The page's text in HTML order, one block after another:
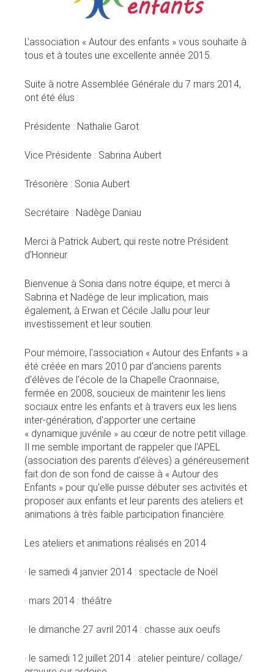
L'association « Autour des enfants » vous souhaite à
tous et à toutes une excellente année 2015.
Suite à notre Assemblée Générale du 7 mars 2014,
ont été élus :
Présidente : Nathalie Garot
Vice Présidente : Sabrina Aubert
Trésorière : Sonia Aubert
Secrétaire : Nadège Daniau
Merci à Patrick Aubert, qui reste notre Président
d'Honneur.
Bienvenue à Sonia dans notre équipe, et merci à
Sabrina et Nadège de leur implication, mais
également, à Erwan et Cécile Jallu pour leur
investissement et leur soutien.
Pour mémoire, l'association « Autour des Enfants » a
été créée en mars 2010 par d'anciens parents
d'élèves de l'école de la Chapelle Craonnaise,
fermée en 2008, soucieux de maintenir les liens
sociaux entre les enfants et à travers eux les liens
inter-génération, d'apporter une certaine
« dynamique juvénile » au cœur de notre petit village.
Il me semble important de rappeler que l'APEL
(association des parents d'élèves) a généreusement
fait don de son fond de caisse à « Autour des
Enfants » pour qu'elle puisse débuter ses activités et
proposer aux enfants et leur parents des ateliers et
animations à très faible participation financière.
Les ateliers et animations réalisés en 2014
· le samedi 4 janvier 2014 : spectacle de Noël
· mars 2014 : théâtre
· le dimanche 27 avril 2014 : chasse aux oeufs
· le samedi 12 juillet 2014 : atelier peinture/ collage/